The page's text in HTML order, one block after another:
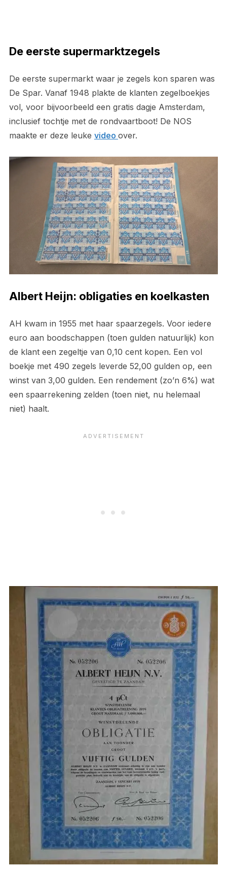
De eerste supermarktzegels
De eerste supermarkt waar je zegels kon sparen was
De Spar. Vanaf 1948 plakte de klanten zegelboekjes
vol, voor bijvoorbeeld een gratis dagje Amsterdam,
inclusief tochtje met de rondvaartboot! De NOS
maakte er deze leuke video over.
Albert Heijn: obligaties en koelkasten
AH kwam in 1955 met haar spaarzegels. Voor iedere
euro aan boodschappen (toen gulden natuurlijk) kon
de klant een zegeltje van 0,10 cent kopen. Een vol
boekje met 490 zegels leverde 52,00 gulden op, een
winst van 3,00 gulden. Een rendement (zo’n 6%) wat
een spaarrekening zelden (toen niet, nu helemaal
niet) haalt.